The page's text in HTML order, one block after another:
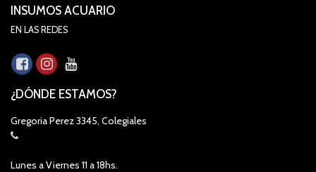
INSUMOS ACUARIO
EN LAS REDES
¿DÓNDE ESTAMOS?
Gregoria Perez 3345, Colegiales
Lunes a Viernes 11 a 18hs.